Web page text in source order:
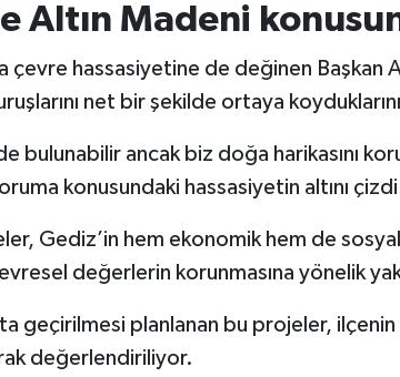
Altın Madeni
çevre hassasiyetine de değinen Başkan
net bir şekilde ortaya
bulunabilir ancak biz doğa harikasını
konusundaki hassasiyetin altını
Gediz’in hem ekonomik hem de
değerlerin korunmasına yönelik
geçirilmesi planlanan bu projeler,
değerlendiriliyor.